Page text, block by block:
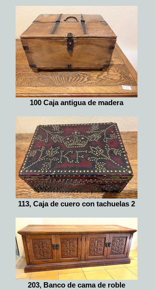
100 Caja antigua de madera
113, Caja de cuero con tachuelas 2
203, Banco de cama de roble